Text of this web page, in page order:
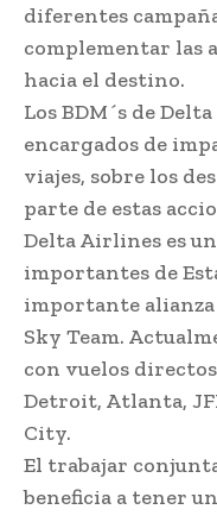
diferentes
complementar las
hacia el destino.
Los BDM´s de
encargados de
viajes, sobre los
parte de estas
Delta Airlines es
importantes de
importante
Sky Team.
con vuelos
Detroit, Atlanta,
City.
El trabajar
beneficia a tener